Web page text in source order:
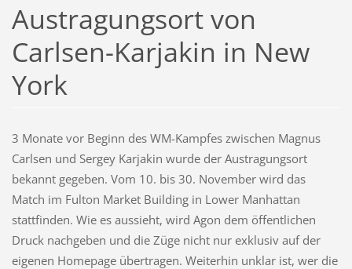
Austragungsort von
Carlsen-Karjakin in New
York
3 Monate vor Beginn des WM-Kampfes zwischen Magnus
Carlsen und Sergey Karjakin wurde der Austragungsort
bekannt gegeben. Vom 10. bis 30. November wird das
Match im Fulton Market Building in Lower Manhattan
stattfinden. Wie es aussieht, wird Agon dem öffentlichen
Druck nachgeben und die Züge nicht nur exklusiv auf der
eigenen Homepage übertragen. Weiterhin unklar ist, wer die